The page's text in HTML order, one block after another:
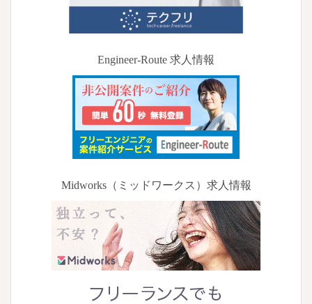
Engineer-Route 求人情報
Midworks（ミッドワークス）求人情報